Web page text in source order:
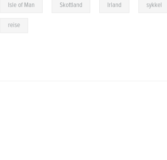
Isle of Man Skottland Irland sykkel
reise